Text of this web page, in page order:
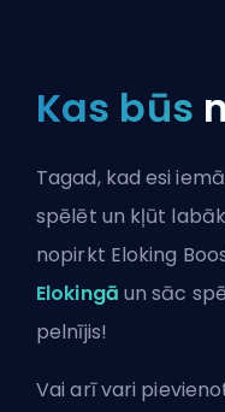
Kas būs
Tagad, kad esi
spēlēt un kļūt
nopirkt Eloking
Elokingā un sāc
pelnījis!
Vai arī vari